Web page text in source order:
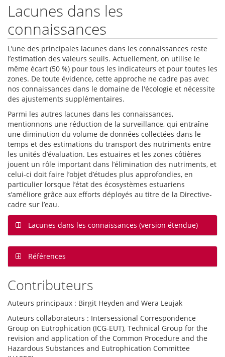
Lacunes dans les
connaissances
L’une des principales lacunes dans les connaissances reste
l’estimation des valeurs seuils. Actuellement, on utilise le
même écart (50 %) pour tous les indicateurs et pour toutes les
zones. De toute évidence, cette approche ne cadre pas avec
nos connaissances dans le domaine de l'écologie et nécessite
des ajustements supplémentaires.
Parmi les autres lacunes dans les connaissances,
mentionnons une réduction de la surveillance, qui entraîne
une diminution du volume de données collectées dans le
temps et des estimations du transport des nutriments entre
les unités d’évaluation. Les estuaires et les zones côtières
jouent un rôle important dans l’élimination des nutriments, et
celui-ci doit faire l’objet d’études plus approfondies, en
particulier lorsque l’état des écosystèmes estuariens
s’améliore grâce aux efforts déployés au titre de la Directive-
cadre sur l’eau.
Lacunes dans les connaissances (version étendue)
Références
Contributeurs
Auteurs principaux : Birgit Heyden and Wera Leujak
Auteurs collaborateurs : Intersessional Correspondence
Group on Eutrophication (ICG-EUT), Technical Group for the
revision and application of the Common Procedure and the
Hazardous Substances and Eutrophication Committee